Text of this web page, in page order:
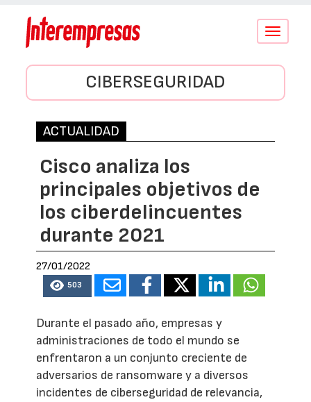
Conmutar
CIBERSEGURIDAD
ACTUALIDAD
Cisco analiza los
principales objetivos de
los ciberdelincuentes
durante 2021
27/01/2022
503
Durante el pasado año, empresas y
administraciones de todo el mundo se
enfrentaron a un conjunto creciente de
adversarios de ransomware y a diversos
incidentes de ciberseguridad de relevancia,